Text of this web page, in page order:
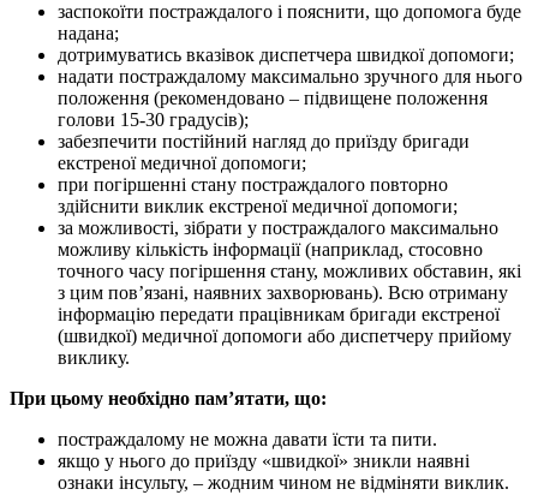
заспокоїти постраждалого і пояснити, що допомога буде
надана;
дотримуватись вказівок диспетчера швидкої допомоги;
надати постраждалому максимально зручного для нього
положення (рекомендовано – підвищене положення
голови 15-30 градусів);
забезпечити постійний нагляд до приїзду бригади
екстреної медичної допомоги;
при погіршенні стану постраждалого повторно
здійснити виклик екстреної медичної допомоги;
за можливості, зібрати у постраждалого максимально
можливу кількість інформації (наприклад, стосовно
точного часу погіршення стану, можливих обставин, які
з цим пов’язані, наявних захворювань). Всю отриману
інформацію передати працівникам бригади екстреної
(швидкої) медичної допомоги або диспетчеру прийому
виклику.
При цьому необхідно пам’ятати, що:
постраждалому не можна давати їсти та пити.
якщо у нього до приїзду «швидкої» зникли наявні
ознаки інсульту, – жодним чином не відміняти виклик.